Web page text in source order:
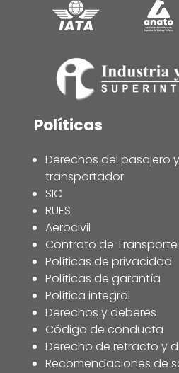
Políticas
Derechos del pasajero
transportador
SIC
RUES
Aerocivil
Contrato de
Políticas de privacidad
Políticas de garantía
Política integral
Derechos y deberes
Código de conducta
Derecho de retracto y
Recomendaciones de